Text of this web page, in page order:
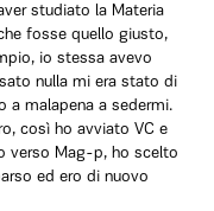
studiato la Materia
fosse quello giusto,
io stessa avevo
nulla mi era stato di
a malapena a sedermi.
così ho avviato VC e
verso Mag-p, ho scelto
ed ero di nuovo